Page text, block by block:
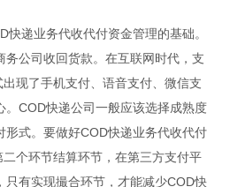
递业务代收代付资金管理的基础。
公司收回货款。在互联网时代，支
现了手机支付、语音支付、微信支
COD快递公司一般应该选择成熟度
式。要做好COD快递业务代收代付
个环节结算环节，在第三方支付平
有实现撮合环节，才能减少COD快